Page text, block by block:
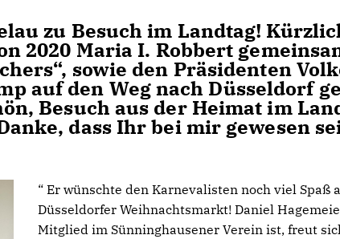
zu Besuch im Landtag!
2020 Maria I. Robbert
sowie den Präsidenten
auf den Weg nach Düsseldorf
Besuch aus der Heimat im
dass Ihr bei mir gewesen
“ Er wünschte den Karnevalisten noch viel Spaß
Düsseldorfer Weihnachtsmarkt! Daniel
Mitglied im Sünninghausener Verein ist, freut